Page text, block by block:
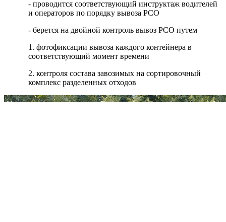
- проводится соответствующий инструктаж водителей
и операторов по порядку вывоза РСО
- берется на двойной контроль вывоз РСО путем
1. фотофиксации вывоза каждого контейнера в
соответствующий момент времени
2. контроля состава завозимых на сортировочный
комплекс разделенных отходов